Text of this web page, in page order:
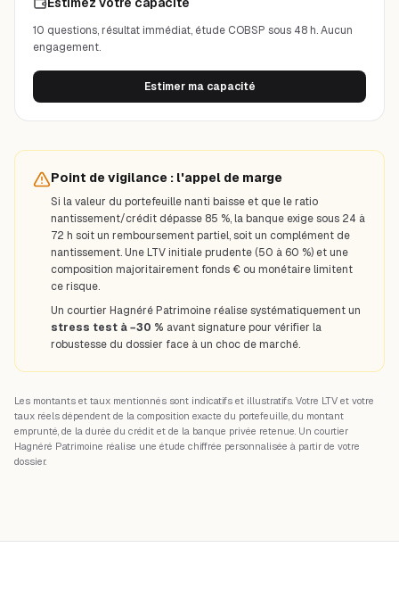
10 questions, résultat immédiat, étude COBSP sous 48 h. Aucun
engagement.
Estimer ma capacité
Point de vigilance : l'appel de marge
Si la valeur du portefeuille nanti baisse et que le ratio
nantissement/crédit dépasse 85 %, la banque exige sous 24 à
72 h soit un remboursement partiel, soit un complément de
nantissement. Une LTV initiale prudente (50 à 60 %) et une
composition majoritairement fonds € ou monétaire limitent
ce risque.
Un courtier Hagnéré Patrimoine réalise systématiquement un
stress test à −30 % avant signature pour vérifier la
robustesse du dossier face à un choc de marché.
Les montants et taux mentionnés sont indicatifs et illustratifs. Votre LTV et votre
taux réels dépendent de la composition exacte du portefeuille, du montant
emprunté, de la durée du crédit et de la banque privée retenue. Un courtier
Hagnéré Patrimoine réalise une étude chiffrée personnalisée à partir de votre
dossier.